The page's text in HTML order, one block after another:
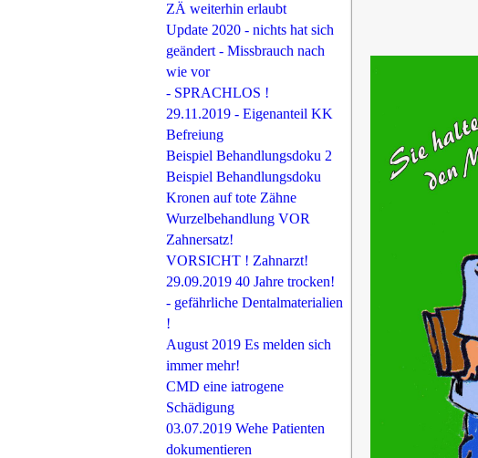
ZÄ weiterhin erlaubt
Update 2020 - nichts hat sich
geändert - Missbrauch nach
wie vor
- SPRACHLOS !
29.11.2019 - Eigenanteil KK
Befreiung
Beispiel Behandlungsdoku 2
Beispiel Behandlungsdoku
Kronen auf tote Zähne
Wurzelbehandlung VOR
Zahnersatz!
VORSICHT ! Zahnarzt!
29.09.2019 40 Jahre trocken!
- gefährliche Dentalmaterialien
!
August 2019 Es melden sich
immer mehr!
CMD eine iatrogene
Schädigung
03.07.2019 Wehe Patienten
dokumentieren